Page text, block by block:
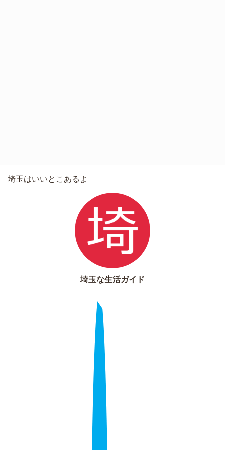
埼玉はいいとこあるよ
埼玉な生活ガイド